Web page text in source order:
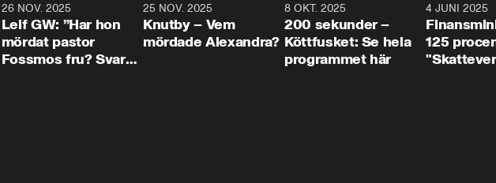
26 NOV. 2025
Leif GW: ”Har hon
mördat pastor
Fossmos fru? Svar
31:05
25 NOV. 2025
Knutby – Vem
mördade Alexandra?
4:29
8 OKT. 2025
200 sekunder –
Köttfusket: Se hela
programmet här
4 JUNI 2025
125